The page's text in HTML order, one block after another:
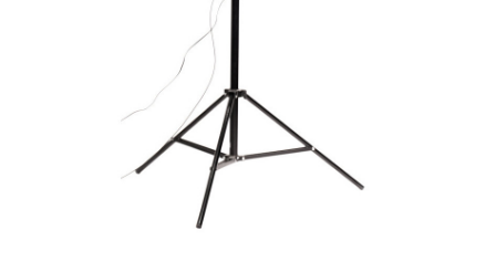
מדיניות החזרים כספיים והחזרות
שירותי תמלול וכתוביות לאירועים וכנסים